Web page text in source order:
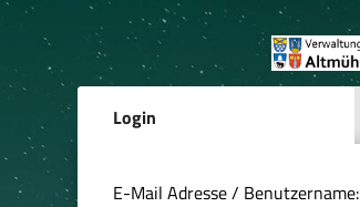
Login
E-Mail Adresse / Benutzername: